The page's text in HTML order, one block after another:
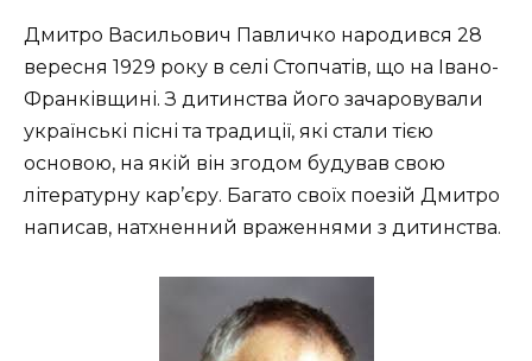
Дмитро Васильович Павличко народився 28
вересня 1929 року в селі Стопчатів, що на Івано-
Франківщині. З дитинства його зачаровували
українські пісні та традиції, які стали тією
основою, на якій він згодом будував свою
літературну кар’єру. Багато своїх поезій Дмитро
написав, натхненний враженнями з дитинства.